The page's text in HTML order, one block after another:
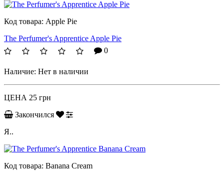
Код товара: Apple Pie
The Perfumer's Apprentice Apple Pie
0
Наличие: Нет в наличии
ЦЕНА 25 грн
Закончился
Я..
Код товара: Banana Cream